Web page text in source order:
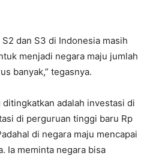
dan S3 di Indonesia masih
menjadi negara maju jumlah
banyak,” tegasnya.
adalah investasi di
di perguruan tinggi baru Rp
di negara maju mencapai
Ia meminta negara bisa